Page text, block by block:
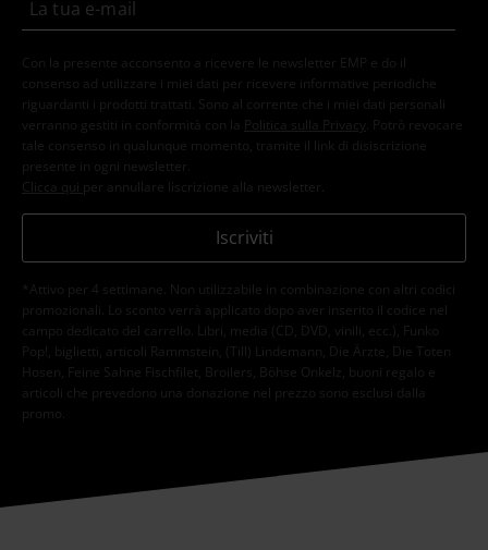
Con la presente acconsento a ricevere le newsletter EMP e do il
consenso ad utilizzare i miei dati per ricevere informative periodiche
riguardanti i prodotti trattati. Sono al corrente che i miei dati personali
verranno gestiti in conformità con la
Politica sulla Privacy
. Potrò revocare
tale consenso in qualunque momento, tramite il link di disiscrizione
presente in ogni newsletter.
Clicca qui per annullare liscrizione alla newsletter.
Iscriviti
*Attivo per 4 settimane. Non utilizzabile in combinazione con altri codici
promozionali. Lo sconto verrà applicato dopo aver inserito il codice nel
campo dedicato del carrello. Libri, media (CD, DVD, vinili, ecc.), Funko
Pop!, biglietti, articoli Rammstein, (Till) Lindemann, Die Ärzte, Die Toten
Hosen, Feine Sahne Fischfilet, Broilers, Böhse Onkelz, buoni regalo e
articoli che prevedono una donazione nel prezzo sono esclusi dalla
promo.